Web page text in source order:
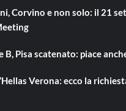
Corvino e non solo: il 21
B, Pisa scatenato: piace
Verona: ecco la